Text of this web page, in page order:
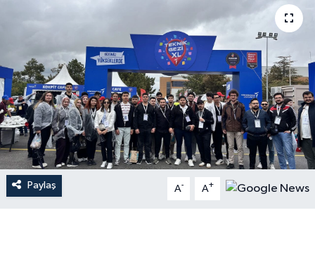
Paylaş A- A+
KÜLTÜR-SANAT
KSÜ
DÜNYA
ROPORTAJ